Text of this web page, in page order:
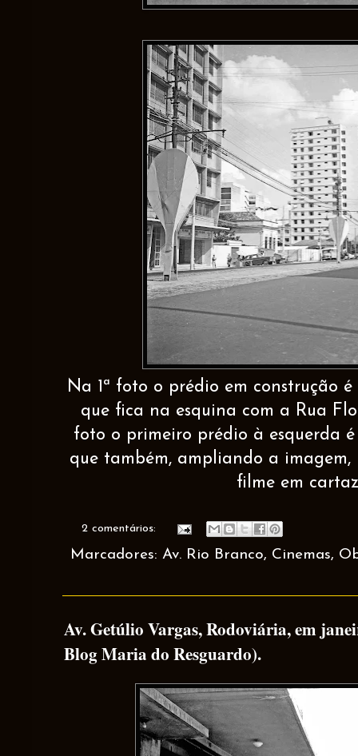
Na 1ª foto o prédio em construção
que fica na esquina com a Rua
foto o primeiro prédio à esquerda
que também, ampliando a
filme em
2 comentários:
Marcadores: Av. Rio Branco, Cinemas,
Av. Getúlio Vargas, Rodoviária, em
Blog Maria do Resguardo).